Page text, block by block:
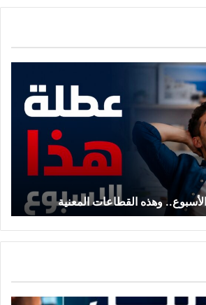
وهذه القطاعات المعنية